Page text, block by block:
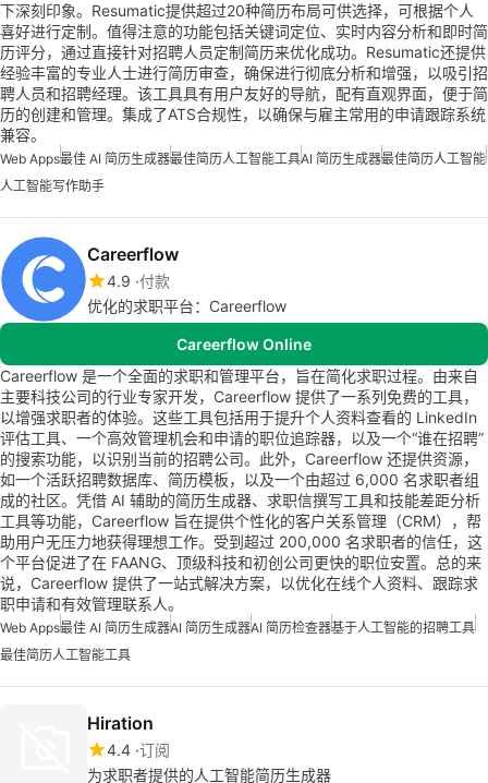
下深刻印象。Resumatic提供超过20种简历布局可供选择，可根据个人
喜好进行定制。值得注意的功能包括关键词定位、实时内容分析和即时简
历评分，通过直接针对招聘人员定制简历来优化成功。Resumatic还提供
经验丰富的专业人士进行简历审查，确保进行彻底分析和增强，以吸引招
聘人员和招聘经理。该工具具有用户友好的导航，配有直观界面，便于简
历的创建和管理。集成了ATS合规性，以确保与雇主常用的申请跟踪系统
兼容。
Web Apps最佳 AI 简历生成器最佳简历人工智能工具AI 简历生成器最佳简历人工智能
人工智能写作助手
Careerflow
4.9 付款
优化的求职平台：Careerflow
Careerflow Online
Careerflow 是一个全面的求职和管理平台，旨在简化求职过程。由来自
主要科技公司的行业专家开发，Careerflow 提供了一系列免费的工具，
以增强求职者的体验。这些工具包括用于提升个人资料查看的 LinkedIn
评估工具、一个高效管理机会和申请的职位追踪器，以及一个“谁在招聘”
的搜索功能，以识别当前的招聘公司。此外，Careerflow 还提供资源，
如一个活跃招聘数据库、简历模板，以及一个由超过 6,000 名求职者组
成的社区。凭借 AI 辅助的简历生成器、求职信撰写工具和技能差距分析
工具等功能，Careerflow 旨在提供个性化的客户关系管理（CRM），帮
助用户无压力地获得理想工作。受到超过 200,000 名求职者的信任，这
个平台促进了在 FAANG、顶级科技和初创公司更快的职位安置。总的来
说，Careerflow 提供了一站式解决方案，以优化在线个人资料、跟踪求
职申请和有效管理联系人。
Web Apps最佳 AI 简历生成器AI 简历生成器AI 简历检查器基于人工智能的招聘工具
最佳简历人工智能工具
Hiration
4.4 订阅
为求职者提供的人工智能简历生成器